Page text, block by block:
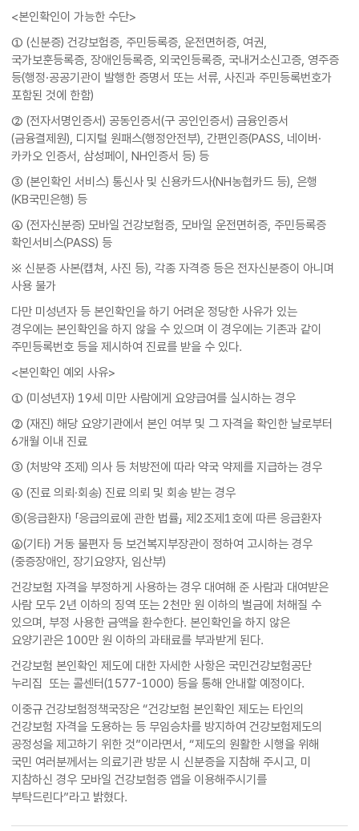
<본인확인이 가능한 수단>
① (신분증) 건강보험증, 주민등록증, 운전면허증, 여권,
국가보훈등록증, 장애인등록증, 외국인등록증, 국내거소신고증, 영주증
등(행정·공공기관이 발행한 증명서 또는 서류, 사진과 주민등록번호가
포함된 것에 한함)
② (전자서명인증서) 공동인증서(구 공인인증서) 금융인증서
(금융결제원), 디지털 원패스(행정안전부), 간편인증(PASS, 네이버·
카카오 인증서, 삼성페이, NH인증서 등) 등
③ (본인확인 서비스) 통신사 및 신용카드사(NH농협카드 등), 은행
(KB국민은행) 등
④ (전자신분증) 모바일 건강보험증, 모바일 운전면허증, 주민등록증
확인서비스(PASS) 등
※ 신분증 사본(캡쳐, 사진 등), 각종 자격증 등은 전자신분증이 아니며
사용 불가
다만 미성년자 등 본인확인을 하기 어려운 정당한 사유가 있는
경우에는 본인확인을 하지 않을 수 있으며 이 경우에는 기존과 같이
주민등록번호 등을 제시하여 진료를 받을 수 있다.
<본인확인 예외 사유>
① (미성년자) 19세 미만 사람에게 요양급여를 실시하는 경우
② (재진) 해당 요양기관에서 본인 여부 및 그 자격을 확인한 날로부터
6개월 이내 진료
③ (처방약 조제) 의사 등 처방전에 따라 약국 약제를 지급하는 경우
④ (진료 의뢰·회송) 진료 의뢰 및 회송 받는 경우
⑤(응급환자) 「응급의료에 관한 법률」 제2조제1호에 따른 응급환자
⑥(기타) 거동 불편자 등 보건복지부장관이 정하여 고시하는 경우
(중증장애인, 장기요양자, 임산부)
건강보험 자격을 부정하게 사용하는 경우 대여해 준 사람과 대여받은
사람 모두 2년 이하의 징역 또는 2천만 원 이하의 벌금에 처해질 수
있으며, 부정 사용한 금액을 환수한다. 본인확인을 하지 않은
요양기관은 100만 원 이하의 과태료를 부과받게 된다.
건강보험 본인확인 제도에 대한 자세한 사항은 국민건강보험공단
누리집 또는 콜센터(1577-1000) 등을 통해 안내할 예정이다.
이중규 건강보험정책국장은 “건강보험 본인확인 제도는 타인의
건강보험 자격을 도용하는 등 무임승차를 방지하여 건강보험제도의
공정성을 제고하기 위한 것”이라면서, “제도의 원활한 시행을 위해
국민 여러분께서는 의료기관 방문 시 신분증을 지참해 주시고, 미
지참하신 경우 모바일 건강보험증 앱을 이용해주시기를
부탁드린다”라고 밝혔다.